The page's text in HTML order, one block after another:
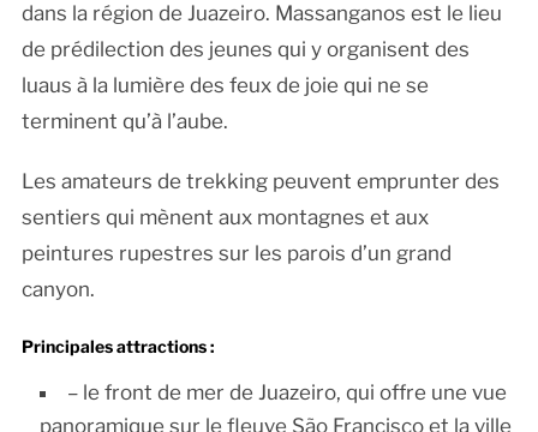
dans la région de Juazeiro. Massanganos est le lieu
de prédilection des jeunes qui y organisent des
luaus à la lumière des feux de joie qui ne se
terminent qu’à l’aube.
Les amateurs de trekking peuvent emprunter des
sentiers qui mènent aux montagnes et aux
peintures rupestres sur les parois d’un grand
canyon.
Principales attractions :
– le front de mer de Juazeiro, qui offre une vue
panoramique sur le fleuve São Francisco et la ville